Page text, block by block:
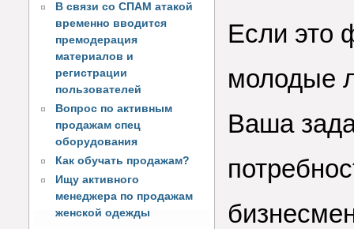
В связи со СПАМ атакой
временно вводится
премодерация
материалов и
регистрации
пользователей
Вопрос по активным
продажам спец
оборудования
Как обучать продажам?
Ищу активного
менеджера по продажам
женской одежды
Если это
молодые
Ваша